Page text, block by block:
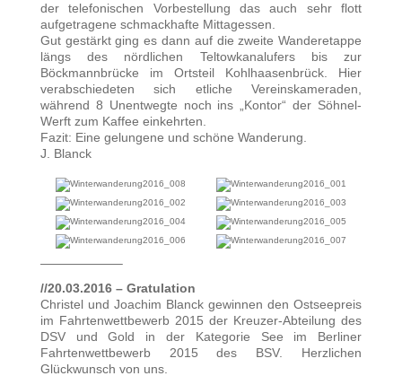
der telefonischen Vorbestellung das auch sehr flott
aufgetragene schmackhafte Mittagessen.
Gut gestärkt ging es dann auf die zweite Wanderetappe
längs des nördlichen Teltowkanalufers bis zur
Böckmannbrücke im Ortsteil Kohlhaasenbrück. Hier
verabschiedeten sich etliche Vereinskameraden,
während 8 Unentwegte noch ins „Kontor“ der Söhnel-
Werft zum Kaffee einkehrten.
Fazit: Eine gelungene und schöne Wanderung.
J. Blanck
——————–
//20.03.2016 – Gratulation
Christel und Joachim Blanck gewinnen den Ostseepreis
im Fahrtenwettbewerb 2015 der Kreuzer-Abteilung des
DSV und Gold in der Kategorie See im Berliner
Fahrtenwettbewerb 2015 des BSV. Herzlichen
Glückwunsch von uns.